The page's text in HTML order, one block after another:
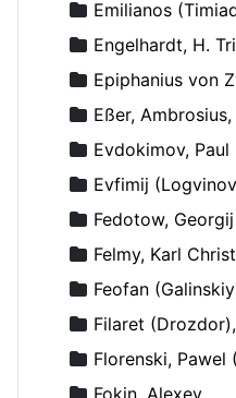
Emilianos
Engelhardt, H.
Epiphanius von
Eßer,
Evdokimov, Paul
Evfimij
Fedotow, Georgij
Felmy, Karl
Feofan
Filaret
Florenski, Pawel
Fokin, Alexey